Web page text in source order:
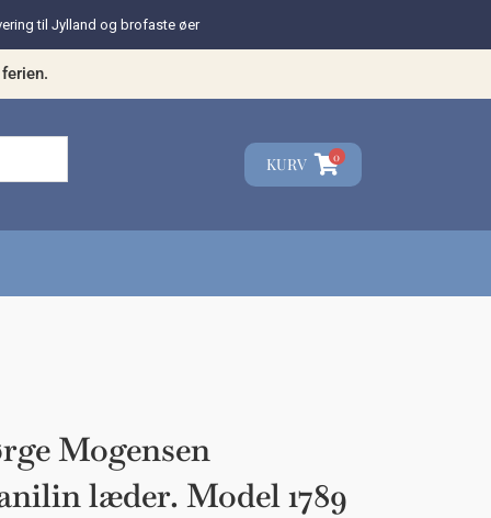
til Jylland og brofaste øer
KURV 0
Mogensen
læder. Model 1789